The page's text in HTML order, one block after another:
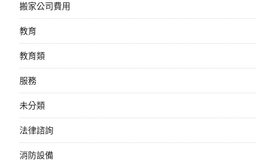
搬家公司費用
教育
教育類
服務
未分類
法律諮詢
消防設備